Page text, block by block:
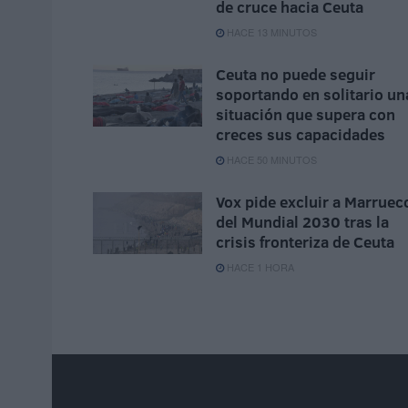
de cruce hacia Ceuta
HACE 13 MINUTOS
Ceuta no puede seguir
soportando en solitario
situación que supera con
creces sus capacidades
HACE 50 MINUTOS
Vox pide excluir a
del Mundial 2030 tras la
crisis fronteriza de Ceuta
HACE 1 HORA